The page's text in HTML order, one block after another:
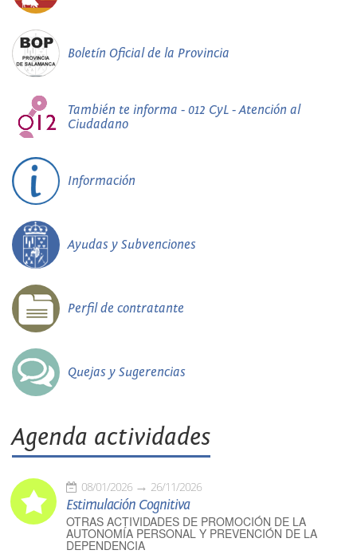
Boletín Oficial de la Provincia
También te informa - 012 CyL - Atención al
Ciudadano
Información
Ayudas y Subvenciones
Perfil de contratante
Quejas y Sugerencias
Agenda actividades
08/01/2026 26/11/2026
Estimulación Cognitiva
OTRAS ACTIVIDADES DE PROMOCIÓN DE LA
AUTONOMÍA PERSONAL Y PREVENCIÓN DE LA
DEPENDENCIA